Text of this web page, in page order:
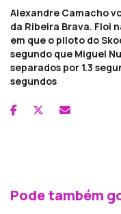
Alexandre Camacho
da Ribeira Brava. Floi
em que o piloto do
segundo que Miguel
separados por 1.3
segundos
Pode também